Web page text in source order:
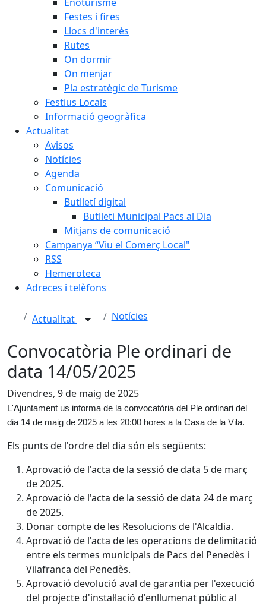
Festes i fires
Llocs d'interès
Rutes
On dormir
On menjar
Pla estratègic de Turisme
Festius Locals
Informació geogràfica
Actualitat
Avisos
Notícies
Agenda
Comunicació
Butlletí digital
Butlleti Municipal Pacs al Dia
Mitjans de comunicació
Campanya “Viu el Comerç Local"
RSS
Hemeroteca
Adreces i telèfons
Actualitat Notícies
Convocatòria Ple ordinari de
data 14/05/2025
Divendres, 9 de maig de 2025
L'Ajuntament us informa de la convocatòria del Ple ordinari del
dia 14 de maig de 2025 a les 20:00 hores a la Casa de la Vila.
Els punts de l'ordre del dia són els següents:
Aprovació de l'acta de la sessió de data 5 de març
de 2025.
Aprovació de l'acta de la sessió de data 24 de març
de 2025.
Donar compte de les Resolucions de l'Alcaldia.
Aprovació de l'acta de les operacions de delimitació
entre els termes municipals de Pacs del Penedès i
Vilafranca del Penedès.
Aprovació devolució aval de garantia per l'execució
del projecte d'instal·lació d'enllumenat públic al